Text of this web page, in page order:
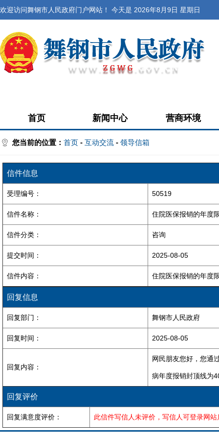
欢迎访问舞钢市人民政府门户网站！ 今天是 2026年8月9日 星期日
首页 新闻中心 营商环境
您当前的位置： 首页 - 互动交流 - 领导信箱
信件信息
受理编号： 50519
信件名称： 住院医保报销的年度
信件分类： 咨询
提交时间： 2025-08-05
信件内容： 住院医保报销的年度
回复信息
回复部门： 舞钢市人民政府
回复时间： 2025-08-05
回复内容：
网民朋友您好，您通
病年度报销封顶线为
回复评价
回复满意度评价： 此信件写信人未评价，写信人可登录网